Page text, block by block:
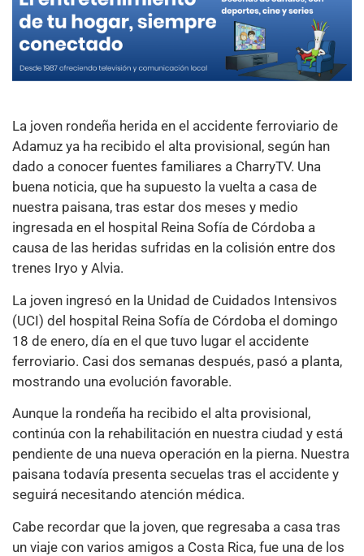
La joven rondeña herida en el accidente ferroviario de
Adamuz ya ha recibido el alta provisional, según han
dado a conocer fuentes familiares a CharryTV. Una
buena noticia, que ha supuesto la vuelta a casa de
nuestra paisana, tras estar dos meses y medio
ingresada en el hospital Reina Sofía de Córdoba a
causa de las heridas sufridas en la colisión entre dos
trenes Iryo y Alvia.
La joven ingresó en la Unidad de Cuidados Intensivos
(UCI) del hospital Reina Sofía de Córdoba el domingo
18 de enero, día en el que tuvo lugar el accidente
ferroviario. Casi dos semanas después, pasó a planta,
mostrando una evolución favorable.
Aunque la rondeña ha recibido el alta provisional,
continúa con la rehabilitación en nuestra ciudad y está
pendiente de una nueva operación en la pierna. Nuestra
paisana todavía presenta secuelas tras el accidente y
seguirá necesitando atención médica.
Cabe recordar que la joven, que regresaba a casa tras
un viaje con varios amigos a Costa Rica, fue una de los